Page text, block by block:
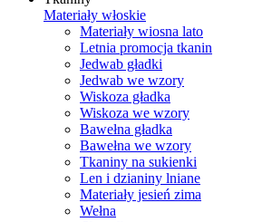
Materiały włoskie
Materiały wiosna lato
Letnia promocja tkanin
Jedwab gładki
Jedwab we wzory
Wiskoza gładka
Wiskoza we wzory
Bawełna gładka
Bawełna we wzory
Tkaniny na sukienki
Len i dzianiny lniane
Materiały jesień zima
Wełna